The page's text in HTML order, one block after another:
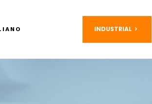
INDUSTRIAL